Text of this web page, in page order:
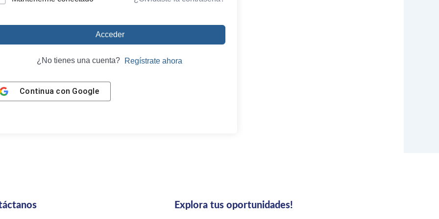
Acceder
¿No tienes una cuenta? Regístrate ahora
Continua con Google
Explora tus oportunidades!